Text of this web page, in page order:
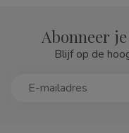
Abonneer
Blijf op de